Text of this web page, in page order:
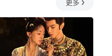
更多